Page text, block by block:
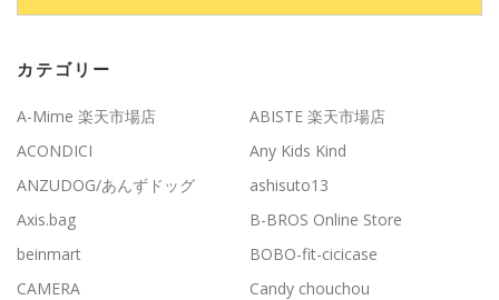
カテゴリー
A-Mime 楽天市場店
ABISTE 楽天市場店
ACONDICI
Any Kids Kind
ANZUDOG/あんずドッグ
ashisuto13
Axis.bag
B-BROS Online Store
beinmart
BOBO-fit-cicicase
CAMERA
Candy chouchou